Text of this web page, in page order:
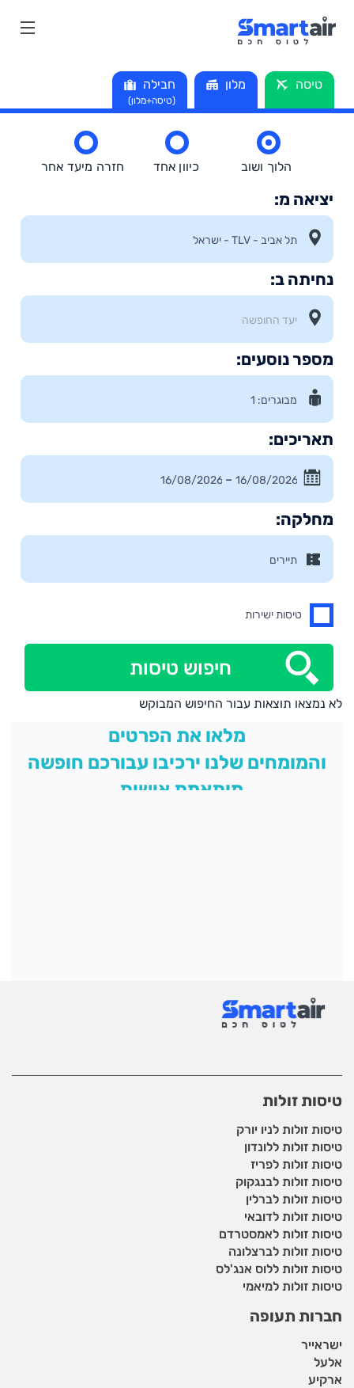
טיסה מלון חבילה
(טיסה+מלון)
הלוך ושוב כיוון אחד חזרה מיעד אחר
יציאה מ:
נחיתה ב:
מספר נוסעים:
תאריכים:
–
מחלקה:
טיסות ישירות
חיפוש טיסות
לא נמצאו תוצאות עבור החיפוש המבוקש
מלאו את הפרטים
והמומחים שלנו ירכיבו עבורכם חופשה
מותאמת אישית
טיסות זולות
טיסות זולות לניו יורק
טיסות זולות ללונדון
טיסות זולות לפריז
טיסות זולות לבנגקוק
טיסות זולות לברלין
טיסות זולות לדובאי
טיסות זולות לאמסטרדם
טיסות זולות לברצלונה
טיסות זולות ללוס אנג'לס
טיסות זולות למיאמי
חברות תעופה
ישראייר
אלעל
ארקיע